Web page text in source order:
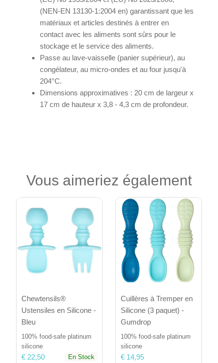
(NEN-EN 13130-1:2004 en) garantissant que les
matériaux et articles destinés à entrer en
contact avec les aliments sont sûrs pour le
stockage et le service des aliments.
Passe au lave-vaisselle (panier supérieur), au
congélateur, au micro-ondes et au four jusqu'à
204°C.
Dimensions approximatives : 20 cm de largeur x
17 cm de hauteur x 3,8 - 4,3 cm de profondeur.
Vous aimeriez également
Chewtensils®
Ustensiles en Silicone -
Bleu
100% food-safe platinum
silicone
€ 22,50 En Stock
Cuillères à Tremper en
Silicone (3 paquet) -
Gumdrop
100% food-safe platinum
silicone
€ 14,95